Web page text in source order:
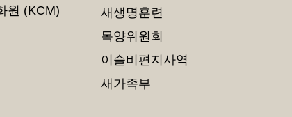
원 (KCM)
새생명훈련
목양위원회
이슬비편지사역
새가족부